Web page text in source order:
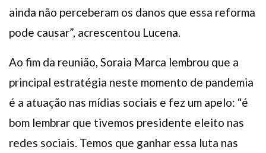
ainda não perceberam os danos que essa reforma
pode causar”, acrescentou Lucena.
Ao fim da reunião, Soraia Marca lembrou que a
principal estratégia neste momento de pandemia
é a atuação nas mídias sociais e fez um apelo: “é
bom lembrar que tivemos presidente eleito nas
redes sociais. Temos que ganhar essa luta nas